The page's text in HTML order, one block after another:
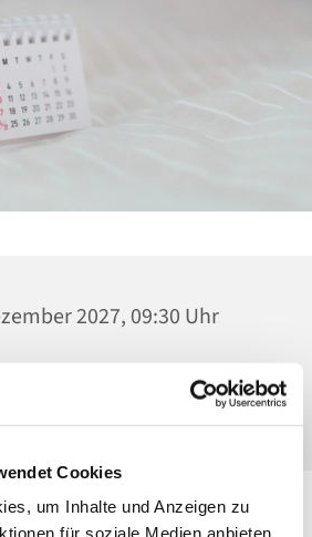
Cookies
um Inhalte und Anzeigen zu
für soziale Medien anbieten
2027, 09:30 Uhr
Kissingenplatz, 13189